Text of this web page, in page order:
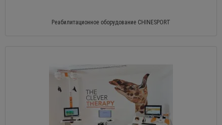
Реабилитационное оборудование CHINESPORT